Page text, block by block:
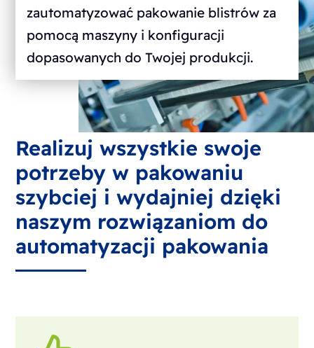
zautomatyzować pakowanie blistrów za
pomocą maszyny i konfiguracji
dopasowanych do Twojej produkcji.
Realizuj wszystkie swoje
potrzeby w pakowaniu
szybciej i wydajniej dzięki
naszym rozwiązaniom do
automatyzacji pakowania